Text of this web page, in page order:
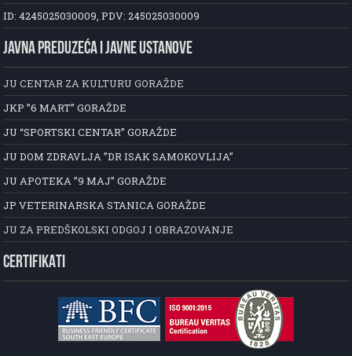
ID: 4245025030009, PDV: 245025030009
JAVNA PREDUZEĆA I JAVNE USTANOVE
JU CENTAR ZA KULTURU GORAŽDE
JKP ”6 MART” GORAŽDE
JU “SPORTSKI CENTAR” GORAŽDE
JU DOM ZDRAVLJA ”DR ISAK SAMOKOVLIJA”
JU APOTEKA ”9 MAJ” GORAŽDE
JP VETERINARSKA STANICA GORAŽDE
JU ZA PREDŠKOLSKI ODGOJ I OBRAZOVANJE
CERTIFIKATI